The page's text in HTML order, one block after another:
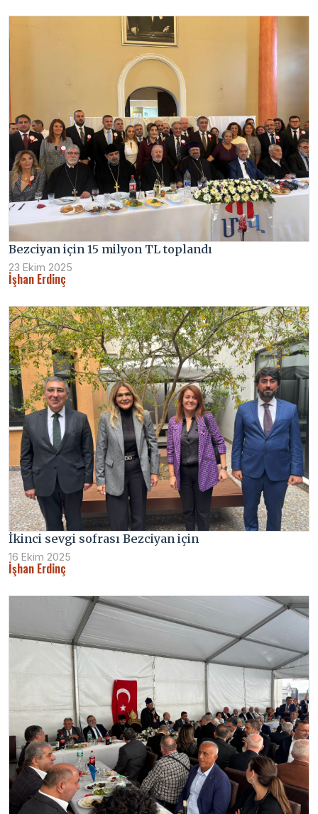
Bezciyan için 15 milyon TL toplandı
23 Ekim 2025
İşhan Erdinç
İkinci sevgi sofrası Bezciyan için
16 Ekim 2025
İşhan Erdinç